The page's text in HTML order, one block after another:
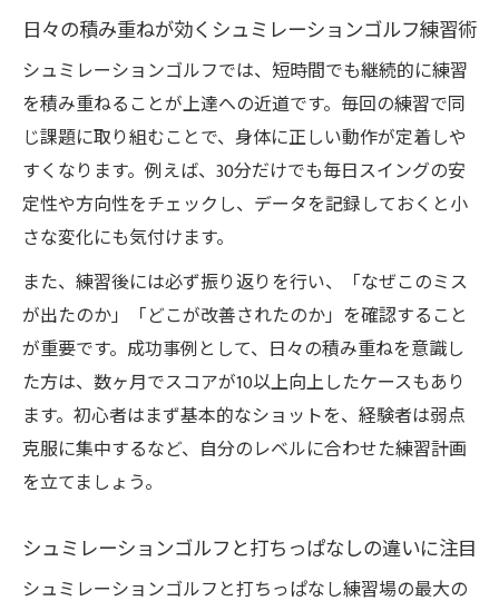
義
感覚だけに頼らない着実なフォーム修正法
数値データを活かすスイング改善のステッ
プ
自分に合った練習方法を見つけるポイント
日々の積み重ねが効くシュミレーションゴルフ練習術
シュミレーションゴルフでは、短時間でも継続的に練習
を積み重ねることが上達への近道です。毎回の練習で同
じ課題に取り組むことで、身体に正しい動作が定着しや
すくなります。例えば、30分だけでも毎日スイングの安
定性や方向性をチェックし、データを記録しておくと小
さな変化にも気付けます。
また、練習後には必ず振り返りを行い、「なぜこのミス
が出たのか」「どこが改善されたのか」を確認すること
が重要です。成功事例として、日々の積み重ねを意識し
た方は、数ヶ月でスコアが10以上向上したケースもあり
ます。初心者はまず基本的なショットを、経験者は弱点
克服に集中するなど、自分のレベルに合わせた練習計画
を立てましょう。
シュミレーションゴルフと打ちっぱなしの違いに注目
シュミレーションゴルフと打ちっぱなし練習場の最大の